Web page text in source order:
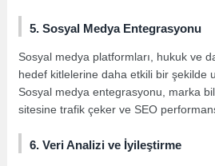
5. Sosyal Medya Entegrasyonu
Sosyal medya platformları, hukuk ve
hedef kitlelerine daha etkili bir şekilde
Sosyal medya entegrasyonu, marka
sitesine trafik çeker ve SEO
6. Veri Analizi ve İyileştirme